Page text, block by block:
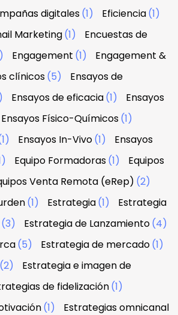
digitales(1) Eficiencia(1)
Marketing(1)
Encuestas de
Engagement (1)
Engagement &
clínicos(5)
Ensayos de
Ensayos de eficacia(1)
Ensayos
Ensayos Físico-Químicos(1)
Ensayos In-Vivo(1)
Ensayos
Equipo Formadoras(1)
Equipos
Venta Remota (eRep) (2)
(1) Estrategia(1)
Estrategia
(3) Estrategia de Lanzamiento(4)
(5) Estrategia de mercado(1)
(2)
Estrategia e imagen de
de fidelización(1)
(1)
Estrategias omnicanal